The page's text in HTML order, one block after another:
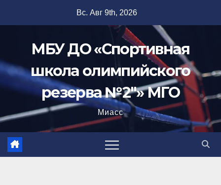
Вс. Авг 9th, 2026
МБУ ДО «Спортивная
школа олимпийского
резерва №2"» МГО
Миасс